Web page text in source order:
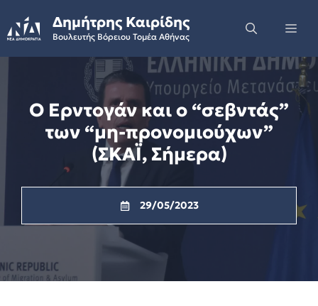
to
content
Δημήτρης Καιρίδης
Βουλευτής Βόρειου Τομέα Αθήνας
Ο Ερντογάν και ο “σεβντάς”
των “μη-προνομιούχων”
(ΣΚΑΪ, Σήμερα)
29/05/2023